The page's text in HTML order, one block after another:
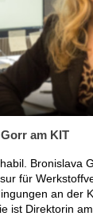
am KIT
Bronislava
für
an der
ist Direktorin am